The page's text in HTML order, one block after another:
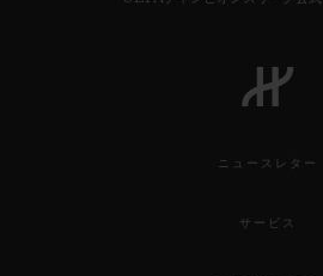
ニュースレター
サービス